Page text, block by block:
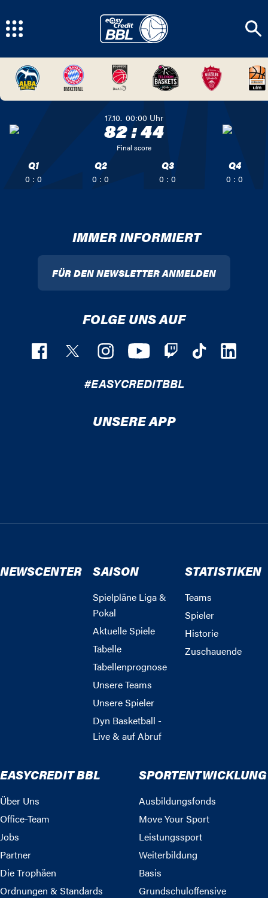
17.10. 00:00 Uhr
82:44
Final score
Q1
0 : 0
Q2
0 : 0
Q3
0 : 0
Q4
0 : 0
IMMER INFORMIERT
FÜR DEN NEWSLETTER ANMELDEN
FOLGE UNS AUF
#EASYCREDITBBL
UNSERE APP
NEWSCENTER SAISON
Spielpläne Liga &
Pokal
Aktuelle Spiele
Tabelle
Tabellenprognose
Unsere Teams
Unsere Spieler
Dyn Basketball -
Live & auf Abruf
STATISTIKEN
Teams
Spieler
Historie
Zuschauende
EASYCREDIT BBL
Über Uns
Office-Team
Jobs
Partner
Die Trophäen
Ordnungen & Standards
SPORTENTWICKLUNG
Ausbildungsfonds
Move Your Sport
Leistungssport
Weiterbildung
Basis
Grundschuloffensive